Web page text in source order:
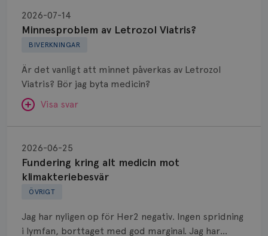
BIVERKNINGAR
Minnesproblem av Letrozol Viatris?
2026-07-14
Är det vanligt att minnet påverkas av Letrozol
Viatris? Bör jag byta medicin?
Visa svar
SVAR:
Hej. Oavsett vilken hormonsänkande behandling
(men även cytostatika) man får så kan en del
uppleva negativ påverkan på minnet. Prata din
märke eller annan aromatashämmare. Det kan ofta
Letrozol
Viatris?
ÖVRIGT
Fundering kring alt medicin mot
klimakteriebesvär
2026-06-25
Jag har nyligen op för Her2 negativ. Ingen spridning
i lymfan, borttaget med god marginal. Jag har
kring
medicin